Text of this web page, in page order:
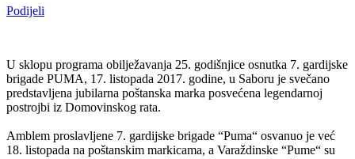
Podijeli
U sklopu programa obilježavanja 25. godišnjice osnutka 7. gardijske
brigade PUMA, 17. listopada 2017. godine, u Saboru je svečano
predstavljena jubilarna poštanska marka posvećena legendarnoj
postrojbi iz Domovinskog rata.
Amblem proslavljene 7. gardijske brigade “Puma“ osvanuo je već
18. listopada na poštanskim markicama, a Varaždinske “Pume“ su